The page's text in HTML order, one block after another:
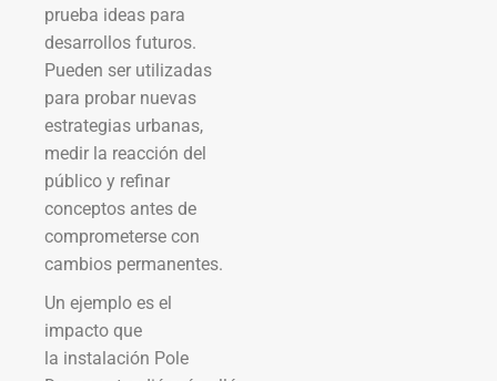
prueba ideas para
desarrollos futuros.
Pueden ser utilizadas
para probar nuevas
estrategias urbanas,
medir la reacción del
público y refinar
conceptos antes de
comprometerse con
cambios permanentes.
Un ejemplo es el
impacto que
la instalación Pole